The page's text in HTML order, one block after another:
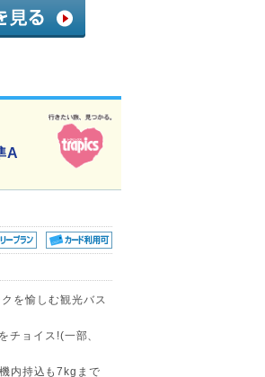
A
を愉しむ観光バス
チョイス!(一部、
内持込も7kgまで